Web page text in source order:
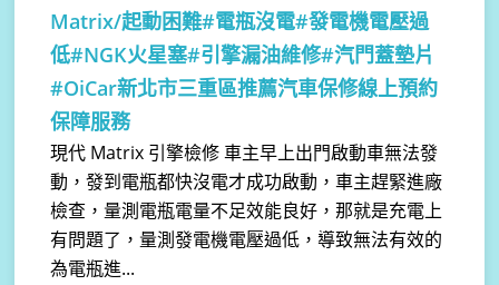
Matrix/起動困難#電瓶沒電#發電機電壓過
低#NGK火星塞#引擎漏油維修#汽門蓋墊片
#OiCar新北市三重區推薦汽車保修線上預約
保障服務
現代 Matrix 引擎檢修 車主早上出門啟動車無法發
動，發到電瓶都快沒電才成功啟動，車主趕緊進廠
檢查，量測電瓶電量不足效能良好，那就是充電上
有問題了，量測發電機電壓過低，導致無法有效的
為電瓶進...